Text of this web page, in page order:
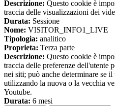
Descrizione: Questo cookie è
traccia delle visualizzazioni dei
Durata: Sessione
Nome: VISITOR_INFO1_LIVE
Tipologia: analitico
Proprieta: Terza parte
Descrizione: Questo cookie è
traccia delle preferenze dell'utente
nei siti; può anche determinare se
utilizzando la nuova o la vecchia
Youtube.
Durata: 6 mesi